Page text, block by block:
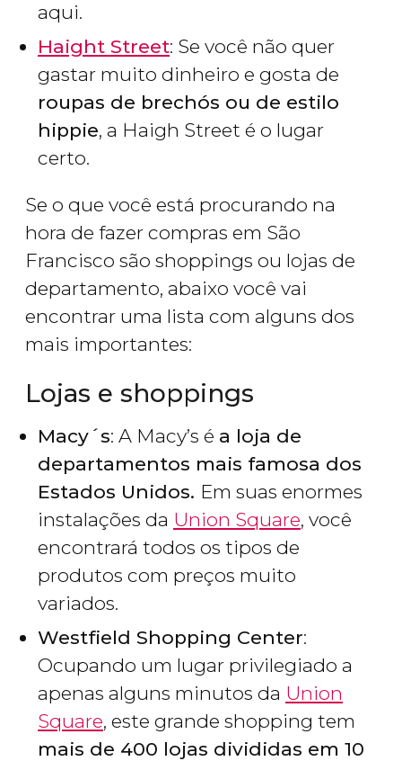
aqui.
Haight Street: Se você não quer
gastar muito dinheiro e gosta de
roupas de brechós ou de estilo
hippie, a Haigh Street é o lugar
certo.
Se o que você está procurando na
hora de fazer compras em São
Francisco são shoppings ou lojas de
departamento, abaixo você vai
encontrar uma lista com alguns dos
mais importantes:
Lojas e shoppings
Macy´s: A Macy’s é a loja de
departamentos mais famosa dos
Estados Unidos. Em suas enormes
instalações da Union Square, você
encontrará todos os tipos de
produtos com preços muito
variados.
Westfield Shopping Center:
Ocupando um lugar privilegiado a
apenas alguns minutos da Union
Square, este grande shopping tem
mais de 400 lojas divididas em 10